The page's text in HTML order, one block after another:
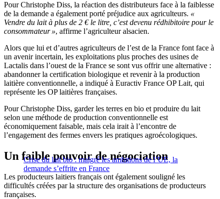
Pour Christophe Diss, la réaction des distributeurs face à la faiblesse
de la demande a également porté préjudice aux agriculteurs. «
Vendre du lait à plus de 2 € le litre, c’est devenu rédhibitoire pour le
consommateur », affirme l’agriculteur alsacien.
Alors que lui et d’autres agriculteurs de l’est de la France font face à
un avenir incertain, les exploitations plus proches des usines de
Lactalis dans l’ouest de la France se sont vus offrir une alternative :
abandonner la certification biologique et revenir à la production
laitière conventionnelle, a indiqué à Euractiv France OP Lait, qui
représente les OP laitières françaises.
Pour Christophe Diss, garder les terres en bio et produire du lait
selon une méthode de production conventionnelle est
économiquement faisable, mais cela irait à l’encontre de
l’engagement des fermes envers les pratiques agroécologiques.
Crise du lait bio : malgré les ambitions de l’UE, la
demande s’effrite en France
Un faible pouvoir de négociation
Les producteurs laitiers français ont également souligné les
difficultés créées par la structure des organisations de producteurs
françaises.